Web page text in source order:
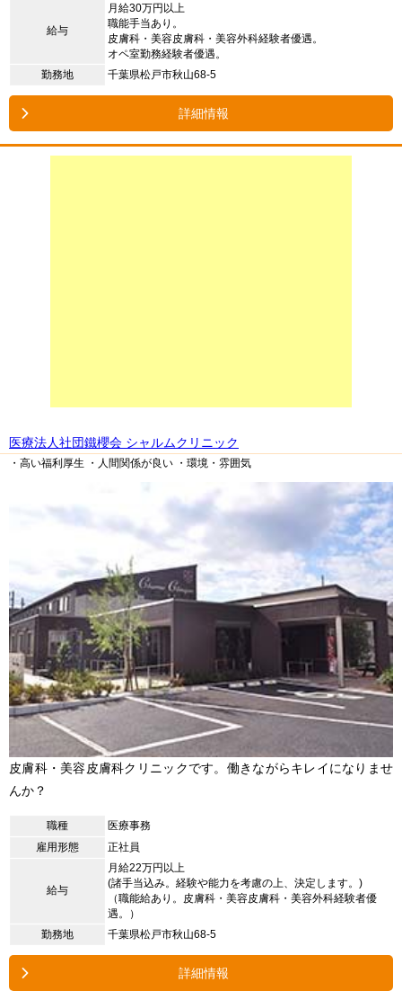
給与
月給30万円以上
職能手当あり。
皮膚科・美容皮膚科・美容外科経験者優遇。
オペ室勤務経験者優遇。
勤務地
千葉県松戸市秋山68-5
詳細情報
医療法人社団鐵櫻会 シャルムクリニック
・高い福利厚生 ・人間関係が良い ・環境・雰囲気
皮膚科・美容皮膚科クリニックです。働きながらキレイになりませ
んか？
職種
医療事務
雇用形態
正社員
給与
月給22万円以上
(諸手当込み。経験や能力を考慮の上、決定します。)
（職能給あり。皮膚科・美容皮膚科・美容外科経験者優
遇。）
勤務地
千葉県松戸市秋山68-5
詳細情報